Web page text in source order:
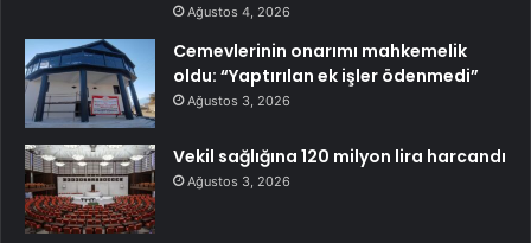
Ağustos 4, 2026
Cemevlerinin onarımı mahkemelik
oldu: “Yaptırılan ek işler ödenmedi”
Ağustos 3, 2026
Vekil sağlığına 120 milyon lira harcandı
Ağustos 3, 2026